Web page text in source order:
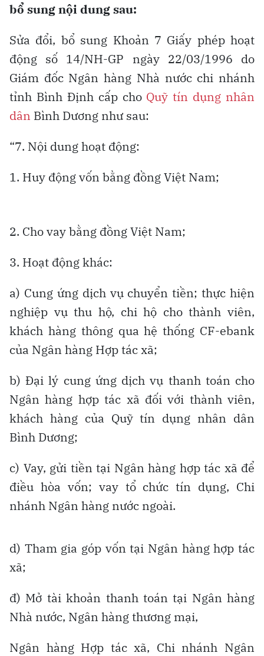
bổ sung nội dung sau:
Sửa đổi, bổ sung Khoản 7 Giấy phép hoạt
động số 14/NH-GP ngày 22/03/1996 do
Giám đốc Ngân hàng Nhà nước chi nhánh
tỉnh Bình Định cấp cho Quỹ tín dụng nhân
dân Bình Dương như sau:
“7. Nội dung hoạt động:
1. Huy động vốn bằng đồng Việt Nam;
2. Cho vay bằng đồng Việt Nam;
3. Hoạt động khác:
a) Cung ứng dịch vụ chuyển tiền; thực hiện
nghiệp vụ thu hộ, chi hộ cho thành viên,
khách hàng thông qua hệ thống CF-ebank
của Ngân hàng Hợp tác xã;
b) Đại lý cung ứng dịch vụ thanh toán cho
Ngân hàng hợp tác xã đối với thành viên,
khách hàng của Quỹ tín dụng nhân dân
Bình Dương;
c) Vay, gửi tiền tại Ngân hàng hợp tác xã để
điều hòa vốn; vay tổ chức tín dụng, Chi
nhánh Ngân hàng nước ngoài.
d) Tham gia góp vốn tại Ngân hàng hợp tác
xã;
đ) Mở tài khoản thanh toán tại Ngân hàng
Nhà nước, Ngân hàng thương mại,
Ngân hàng Hợp tác xã, Chi nhánh Ngân